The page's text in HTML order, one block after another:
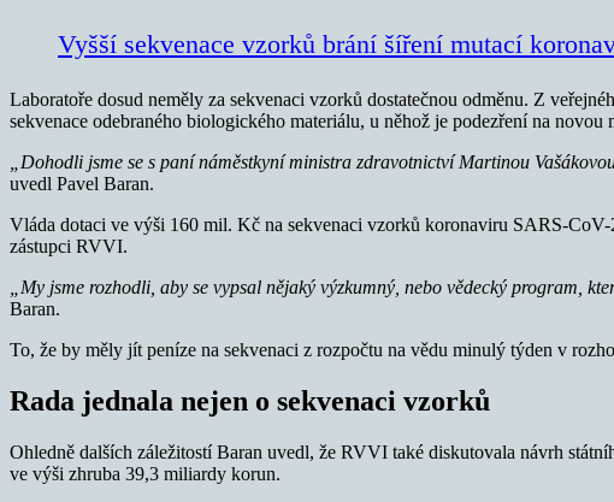
Vyšší sekvenace vzorků brání šíření mutací
Laboratoře dosud neměly za sekvenaci vzorků dostatečnou odměnu. Z
sekvenace odebraného biologického materiálu, u něhož je podezření na novou
„Dohodli jsme se s paní náměstkyní ministra zdravotnictví Martinou
uvedl Pavel Baran.
Vláda dotaci ve výši 160 mil. Kč na sekvenaci vzorků koronaviru SARS-
zástupci RVVI.
„My jsme rozhodli, aby se vypsal nějaký výzkumný, nebo vědecký program,
Baran.
To, že by měly jít peníze na sekvenaci z rozpočtu na vědu minulý týden v
Rada jednala nejen o sekvenaci vzorků
Ohledně dalších záležitostí Baran uvedl, že RVVI také diskutovala návrh
ve výši zhruba 39,3 miliardy korun.